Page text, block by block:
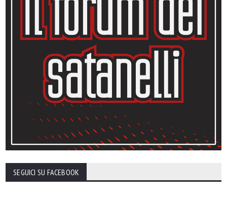
SEGUICI SU FACEBOOK